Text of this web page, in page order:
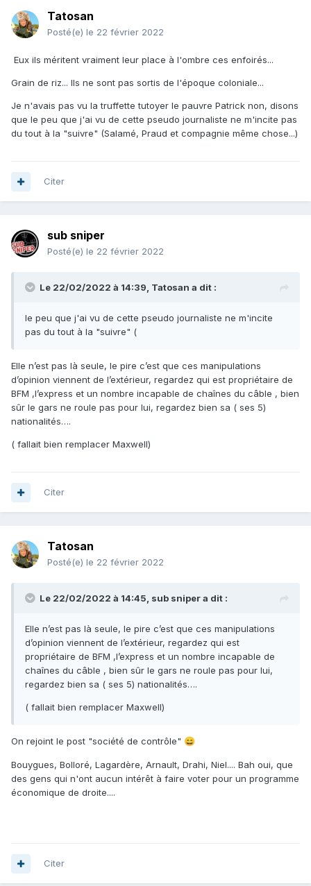
Tatosan
Posté(e) le 22 février 2022
Eux ils méritent vraiment leur place à l'ombre ces enfoirés...
Grain de riz... Ils ne sont pas sortis de l'époque coloniale...
Je n'avais pas vu la truffette tutoyer le pauvre Patrick non, disons
que le peu que j'ai vu de cette pseudo journaliste ne m'incite pas
du tout à la "suivre" (Salamé, Praud et compagnie même chose...)
Citer
sub sniper
Posté(e) le 22 février 2022
Le 22/02/2022 à 14:39, Tatosan a dit :
le peu que j'ai vu de cette pseudo journaliste ne m'incite
pas du tout à la "suivre" (
Elle n’est pas là seule, le pire c’est que ces manipulations
d’opinion viennent de l’extérieur, regardez qui est propriétaire de
BFM ,l’express et un nombre incapable de chaînes du câble , bien
sûr le gars ne roule pas pour lui, regardez bien sa ( ses 5)
nationalités….
( fallait bien remplacer Maxwell)
Citer
Tatosan
Posté(e) le 22 février 2022
Le 22/02/2022 à 14:45, sub snipera dit :
Elle n’est pas là seule, le pire c’est que ces manipulations
d’opinion viennent de l’extérieur, regardez qui est
propriétaire de BFM ,l’express et un nombre incapable de
chaînes du câble , bien sûr le gars ne roule pas pour lui,
regardez bien sa ( ses 5) nationalités….
( fallait bien remplacer Maxwell)
On rejoint le post "société de contrôle" 😄
Bouygues, Bolloré, Lagardère, Arnault, Drahi, Niel.... Bah oui, que
des gens qui n'ont aucun intérêt à faire voter pour un programme
économique de droite....
Citer